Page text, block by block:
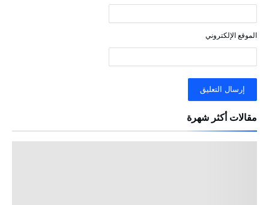
الموقع الإلكتروني
مقالات أكثر شهرة